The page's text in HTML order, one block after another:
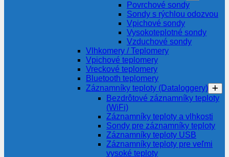
Povrchové sondy
Sondy s rýchlou odozvou
Vpichové sondy
Vysokoteplotné sondy
Vzduchové sondy
Vlhkomery / Teplomery
Vpichové teplomery
Vreckové teplomery
Bluetooth teplomery
Záznamníky teploty (Dataloggery)
Bezdrôtové záznamníky teploty
(WiFi)
Záznamníky teploty a vlhkosti
Sondy pre záznamníky teploty
Záznamníky teploty USB
Záznamníky teploty pre veľmi
vysoké teploty